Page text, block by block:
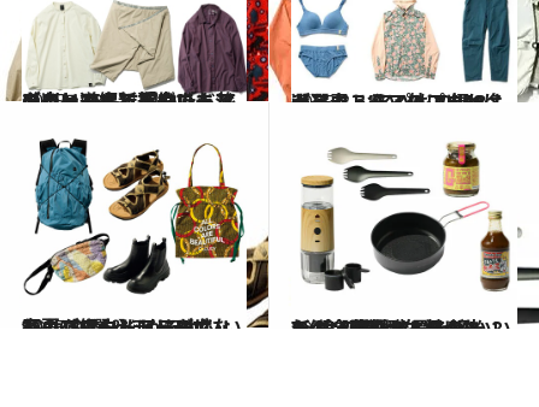
2025.10.4
【ウェア編】パタゴニアや山と道、新進ガレージブランドまで旅先でまといたい16品 アウトドアラバー21名に聞いた、旅を楽しくする「いいもの」
ライフスタイル 2025.3.31
【アウトドアのプロ18名が選ぶ、“いいもの”50選】春こそ、外に出かけよう！ ～アパレル編～
ライフスタイル
2025.4.24
“ふかふか＆ほかほか”なリカバリーシューズは、春夏アウトドアにも必須！【アウトドアの“いいもの”50選 ～シューズ・バッグ編～】
ライフスタイル 2025.4.25
7gは、世界で最も軽い？ 新潟・燕の職人技が光る、金属製カトラリーも！【アウトドアの“いいもの”50選 ～欠かせない“食のおとも”編～】
ライフスタイル